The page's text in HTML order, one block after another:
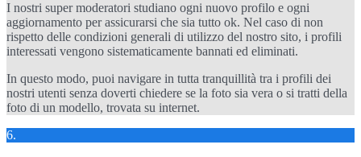
I nostri super moderatori studiano ogni nuovo profilo e ogni
aggiornamento per assicurarsi che sia tutto ok. Nel caso di non
rispetto delle condizioni generali di utilizzo del nostro sito, i profili
interessati vengono sistematicamente bannati ed eliminati.
In questo modo, puoi navigare in tutta tranquillità tra i profili dei
nostri utenti senza doverti chiedere se la foto sia vera o si tratti della
foto di un modello, trovata su internet.
6.